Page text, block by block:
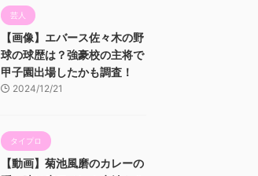
芸人
【画像】エバース佐々木の野
球の球歴は？強豪校の主将で
甲子園出場したかも調査！
2024/12/21
タイプロ
【動画】菊池風磨のカレーの